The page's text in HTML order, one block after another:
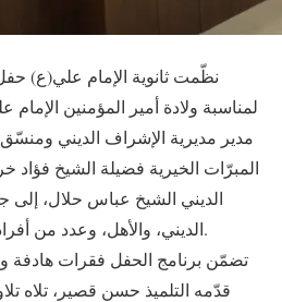
نظّمت ثانوية الإمام علي(ع)
لمناسبة ولادة أمير المؤمنين
مدير مديرية الإشراف الديني
المبرّات الخيرية فضيلة الشيخ فؤاد
الديني الشيخ عباس حلال، إلى
الديني، والأهل، وعدد من أفراد الهيئتين الإدارية والتعليمية.
تضمّن برنامج الحفل فقرات هادفة
قدّمه التلميذ حسن قصير، تلاه